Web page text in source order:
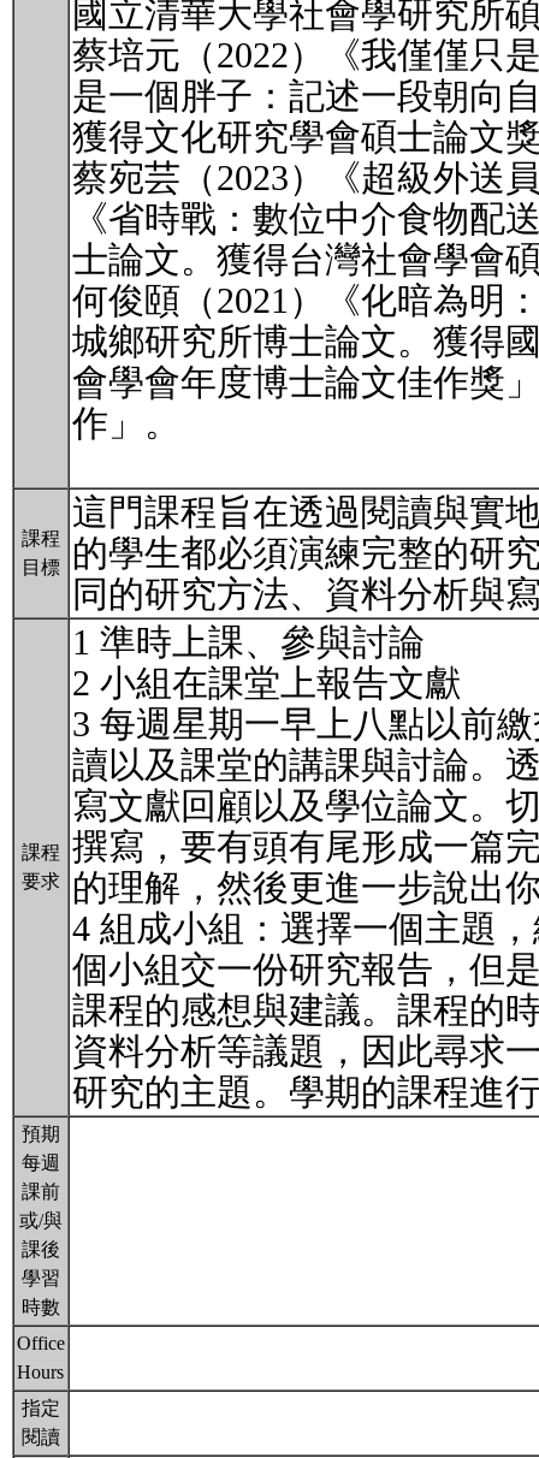
國立清華大學社會學研究所
蔡培元（2022）《我僅僅只
是一個胖子：記述一段朝向
獲得文化研究學會碩士論文
蔡宛芸（2023）《超級外送
《省時戰：數位中介食物配
士論文。獲得台灣社會學會
何俊頤（2021）《化暗為明
城鄉研究所博士論文。獲得
會學會年度博士論文佳作獎
作」。
課程
目標
這門課程旨在透過閱讀與實
的學生都必須演練完整的研
同的研究方法、資料分析與
課程
要求
1 準時上課、參與討論
2 小組在課堂上報告文獻
3 每週星期一早上八點以前
讀以及課堂的講課與討論。
寫文獻回顧以及學位論文。
撰寫，要有頭有尾形成一篇
的理解，然後更進一步說出
4 組成小組：選擇一個主題
個小組交一份研究報告，但
課程的感想與建議。課程的
資料分析等議題，因此尋求
研究的主題。學期的課程進
預期
每週
課前
或/與
課後
學習
時數
Office
Hours
指定
閱讀